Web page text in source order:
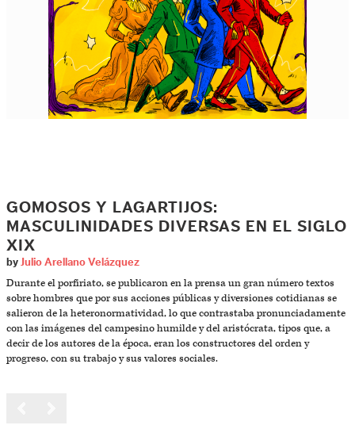
GOMOSOS Y LAGARTIJOS:
MASCULINIDADES DIVERSAS EN EL SIGLO
XIX
by Julio Arellano Velázquez
Durante el porfiriato, se publicaron en la prensa un gran número textos
sobre hombres que por sus acciones públicas y diversiones cotidianas se
salieron de la heteronormatividad, lo que contrastaba pronunciadamente
con las imágenes del campesino humilde y del aristócrata, tipos que, a
decir de los autores de la época, eran los constructores del orden y
progreso, con su trabajo y sus valores sociales.